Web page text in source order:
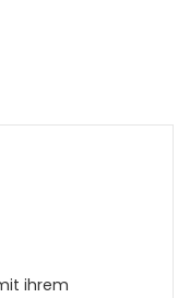
ihrem